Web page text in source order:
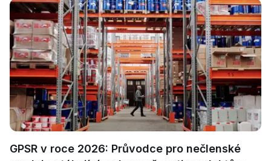
GPSR v roce 2026: Průvodce pro nečlenské